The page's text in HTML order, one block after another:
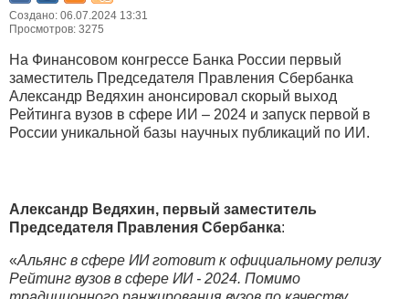
Создано: 06.07.2024 13:31
Просмотров: 3275
На Финансовом конгрессе Банка России первый
заместитель Председателя Правления Сбербанка
Александр Ведяхин анонсировал скорый выход
Рейтинга вузов в сфере ИИ – 2024 и запуск первой в
России уникальной базы научных публикаций по ИИ.
Александр Ведяхин, первый заместитель
Председателя Правления Сбербанка:
«Альянс в сфере ИИ готовит к официальному релизу
Рейтинг вузов в сфере ИИ - 2024. Помимо